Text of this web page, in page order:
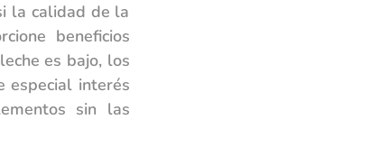
la calidad de la
beneficios
es bajo, los
especial interés
sin las